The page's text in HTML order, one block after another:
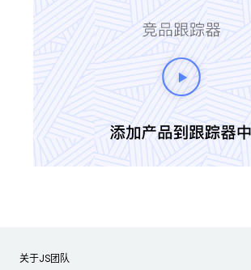
关于JS团队